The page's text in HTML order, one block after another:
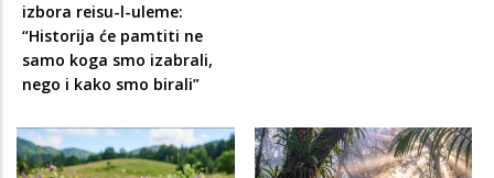
izbora reisu-l-uleme:
“Historija će pamtiti ne
samo koga smo izabrali,
nego i kako smo birali”